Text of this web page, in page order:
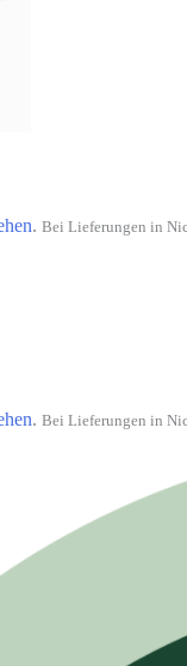
. Bei Lieferungen in
. Bei Lieferungen in